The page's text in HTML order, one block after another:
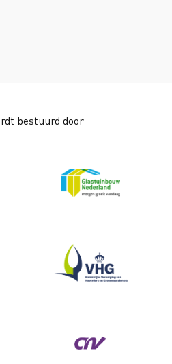
bestuurd door